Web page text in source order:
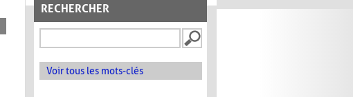
RECHERCHER
Voir tous les mots-clés